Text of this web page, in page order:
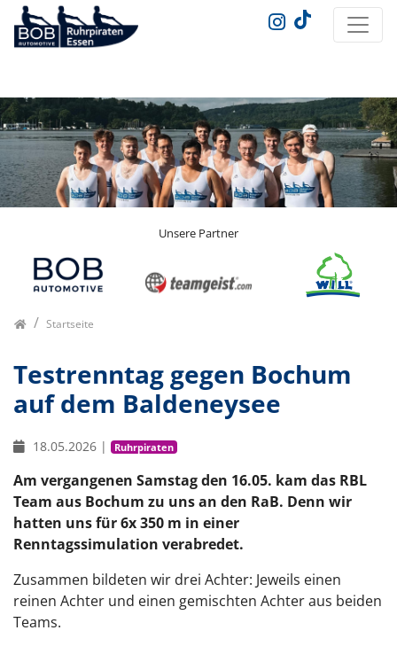
Unsere Partner
Startseite
Testrenntag gegen Bochum
auf dem Baldeneysee
18.05.2026 | Ruhrpiraten
Am vergangenen Samstag den 16.05. kam das RBL
Team aus Bochum zu uns an den RaB. Denn wir
hatten uns für 6x 350 m in einer
Renntagssimulation verabredet.
Zusammen bildeten wir drei Achter: Jeweils einen
reinen Achter und einen gemischten Achter aus beiden
Teams.